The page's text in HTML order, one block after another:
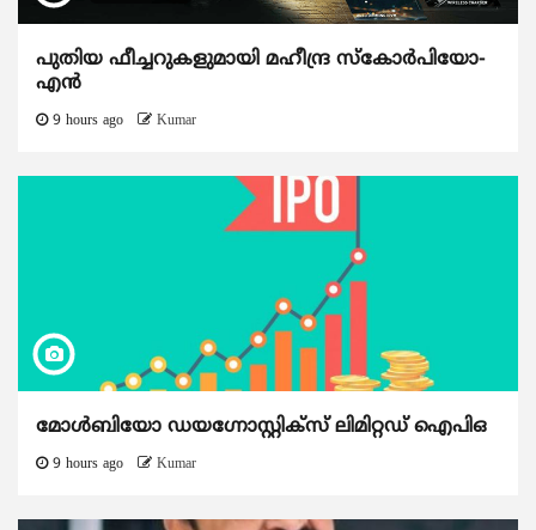
പുതിയ ഫീച്ചറുകളുമായി മഹീന്ദ്ര സ്കോർപിയോ-
എൻ
9 hours ago Kumar
മോൾബിയോ ഡയഗ്നോസ്റ്റിക്സ് ലിമിറ്റഡ് ഐപിഒ
9 hours ago Kumar